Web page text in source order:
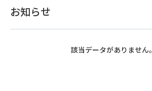
お知らせ
該当データがありません。